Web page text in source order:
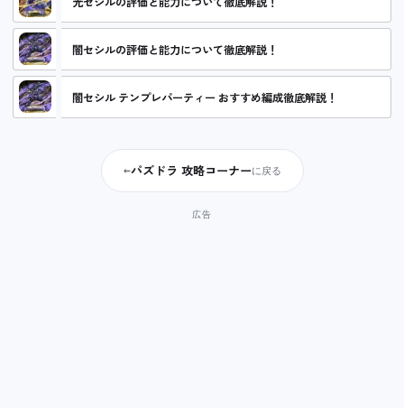
闇セシルの評価と能力について徹底解説！
闇セシル テンプレパーティー おすすめ編成徹底解説！
←パズドラ 攻略コーナーに戻る